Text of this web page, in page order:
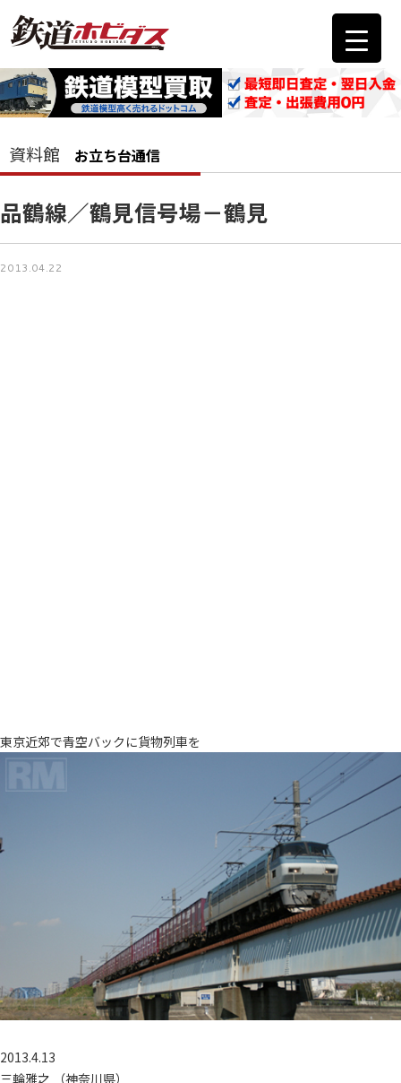
資料館 お立ち台通信
品鶴線／鶴見信号場－鶴見
2013.04.22
東京近郊で青空バックに貨物列車を
2013.4.13
三輪雅之 （神奈川県）